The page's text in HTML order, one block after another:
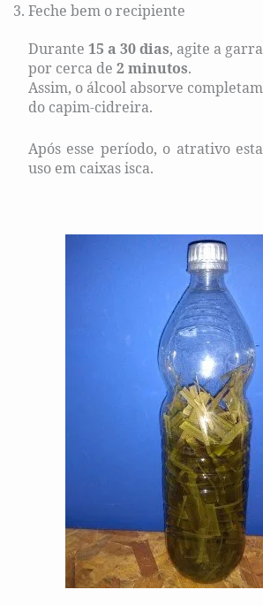
Feche bem o recipiente
Durante 15 a 30 dias, agite a
por cerca de 2 minutos.
Assim, o álcool absorve
do capim-cidreira.
Após esse período, o atrativo
uso em caixas isca.